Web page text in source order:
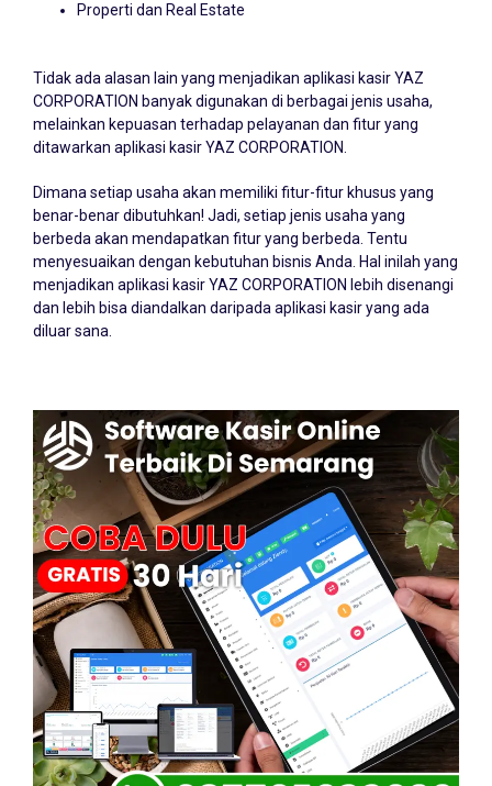
Properti dan Real Estate
Tidak ada alasan lain yang menjadikan aplikasi kasir YAZ
CORPORATION banyak digunakan di berbagai jenis usaha,
melainkan kepuasan terhadap pelayanan dan fitur yang
ditawarkan aplikasi kasir YAZ CORPORATION.
Dimana setiap usaha akan memiliki fitur-fitur khusus yang
benar-benar dibutuhkan! Jadi, setiap jenis usaha yang
berbeda akan mendapatkan fitur yang berbeda. Tentu
menyesuaikan dengan kebutuhan bisnis Anda. Hal inilah yang
menjadikan aplikasi kasir YAZ CORPORATION lebih disenangi
dan lebih bisa diandalkan daripada aplikasi kasir yang ada
diluar sana.